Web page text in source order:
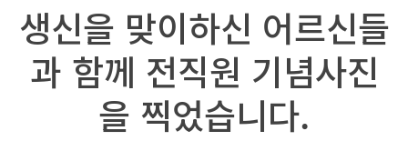
생신을 맞이하신 어르신들
과 함께 전직원 기념사진
을 찍었습니다.